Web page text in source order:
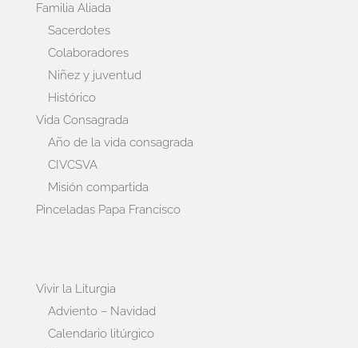
Familia Aliada
Sacerdotes
Colaboradores
Niñez y juventud
Histórico
Vida Consagrada
Año de la vida consagrada
CIVCSVA
Misión compartida
Pinceladas Papa Francisco
Vivir la Liturgia
Adviento – Navidad
Calendario litúrgico